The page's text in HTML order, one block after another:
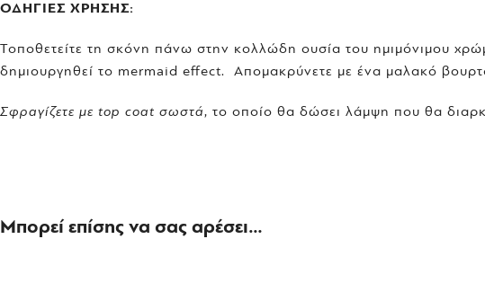
ΟΔΗΓΙΕΣ ΧΡΗΣΗΣ:
Τοποθετείτε τη σκόνη πάνω στην κολλώδη ουσία του ημιμόνιμου
δημιουργηθεί το mermaid effect. Απομακρύνετε με ένα μαλακό
Σφραγίζετε με top coat σωστά, το οποίο θα δώσει λάμψη που θα
Μπορεί επίσης να σας αρέσει…